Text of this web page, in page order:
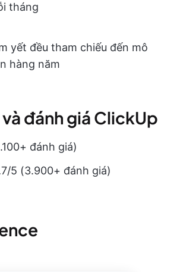
tháng
yết đều tham chiếu đến mô
hàng năm
đánh giá ClickUp
đánh giá)
5 (3.900+ đánh giá)